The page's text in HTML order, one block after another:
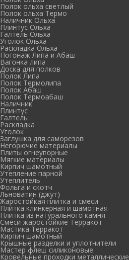
Полок ольха светлый
Полок ольха Термо
Наличник Ольха
Плинтус Ольха
Галтель Ольха
Уголок Ольха
Раскладка Ольха
Погонаж Липа и Абаш
Вагонка липа
Доска для полков
Полок Липа
Полок Термолипа
Полок Абаш
Полок Термоабаш
Наличник
Плинтус
Галтель
Раскладка
Уголок
Заглушка для саморезов
Негорючие материалы
Плиты огнеупорные
Мягкие материалы
Кирпич шамотный
Утепление парной
Утеплитель
Фольга и скотч
Льноватин (джут)
Жаростойкая плитка и смеси
Плитка клинкерная и шамотная
Плитка из натурального камня
Смеси жаростойкие Терракот
Мастика Терракот
Кирпич шамотный
Крышные разделки и уплотнители
Мастер флеш силиконовые
Кровельные проходки металлические